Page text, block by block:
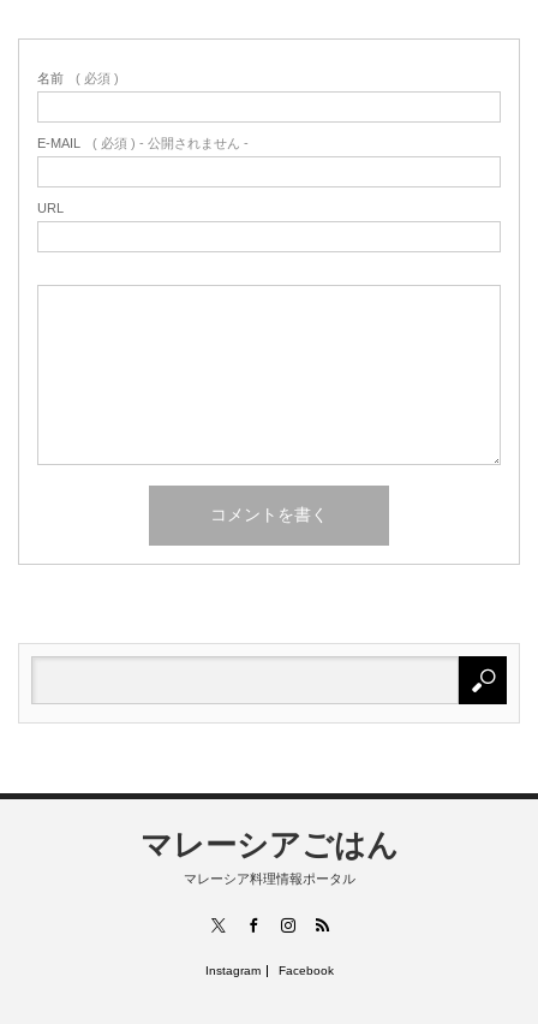
名前 ( 必須 )
E-MAIL ( 必須 ) - 公開されません -
URL
マレーシアごはん
マレーシア料理情報ポータル
FacebookInstagram
RSS
Instagram Facebook